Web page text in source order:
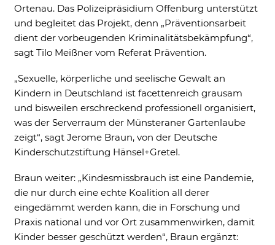
Ortenau. Das Polizeipräsidium Offenburg unterstützt
und begleitet das Projekt, denn „Präventionsarbeit
dient der vorbeugenden Kriminalitätsbekämpfung“,
sagt Tilo Meißner vom Referat Prävention.
„Sexuelle, körperliche und seelische Gewalt an
Kindern in Deutschland ist facettenreich grausam
und bisweilen erschreckend professionell organisiert,
was der Serverraum der Münsteraner Gartenlaube
zeigt“, sagt Jerome Braun, von der Deutsche
Kinderschutzstiftung Hänsel+Gretel.
Braun weiter: „Kindesmissbrauch ist eine Pandemie,
die nur durch eine echte Koalition all derer
eingedämmt werden kann, die in Forschung und
Praxis national und vor Ort zusammenwirken, damit
Kinder besser geschützt werden“, Braun ergänzt: